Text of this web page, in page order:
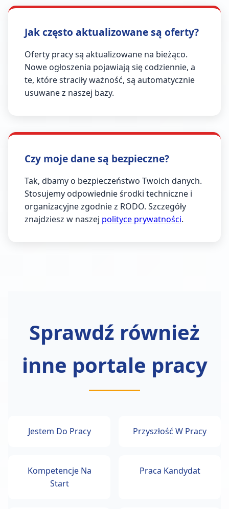
Jak często aktualizowane są oferty?
Oferty pracy są aktualizowane na bieżąco.
Nowe ogłoszenia pojawiają się codziennie, a
te, które straciły ważność, są automatycznie
usuwane z naszej bazy.
Czy moje dane są bezpieczne?
Tak, dbamy o bezpieczeństwo Twoich danych.
Stosujemy odpowiednie środki techniczne i
organizacyjne zgodnie z RODO. Szczegóły
znajdziesz w naszej polityce prywatności.
Sprawdź również
inne portale pracy
Jestem Do Pracy Przyszłość W Pracy
Kompetencje Na
Start
Praca Kandydat